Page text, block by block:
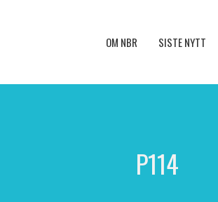
OM NBR SISTE NYTT
P114